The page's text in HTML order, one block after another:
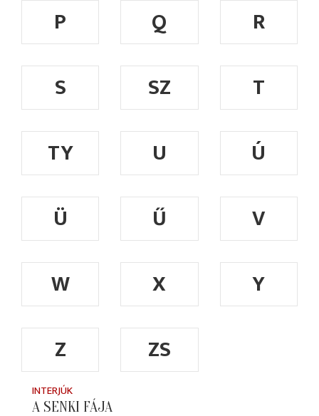
P
Q
R
S
SZ
T
TY
U
Ú
Ü
Ű
V
W
X
Y
Z
ZS
INTERJÚK
A SENKI FÁJA